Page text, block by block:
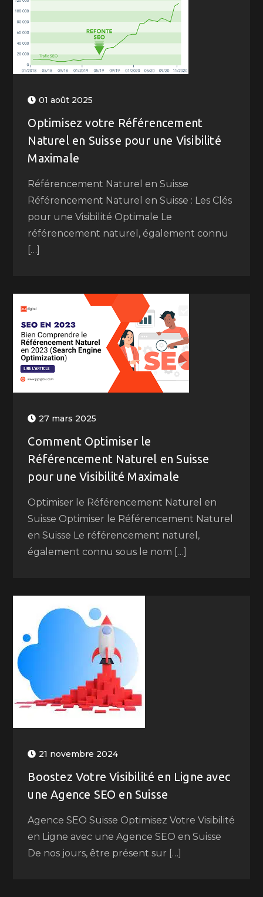
01 août 2025
Optimisez votre Référencement
Naturel en Suisse pour une Visibilité
Maximale
Référencement Naturel en Suisse
Référencement Naturel en Suisse : Les Clés
pour une Visibilité Optimale Le
référencement naturel, également connu
[…]
27 mars 2025
Comment Optimiser le
Référencement Naturel en Suisse
pour une Visibilité Maximale
Optimiser le Référencement Naturel en
Suisse Optimiser le Référencement Naturel
en Suisse Le référencement naturel,
également connu sous le nom […]
21 novembre 2024
Boostez Votre Visibilité en Ligne avec
une Agence SEO en Suisse
Agence SEO Suisse Optimisez Votre Visibilité
en Ligne avec une Agence SEO en Suisse
De nos jours, être présent sur […]